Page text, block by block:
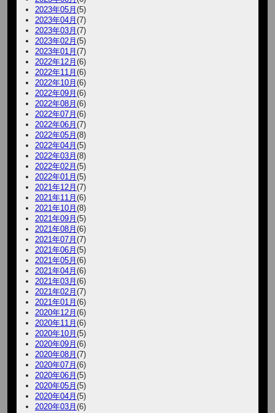
2023年05月(5)
2023年04月(7)
2023年03月(7)
2023年02月(5)
2023年01月(7)
2022年12月(6)
2022年11月(6)
2022年10月(6)
2022年09月(6)
2022年08月(6)
2022年07月(6)
2022年06月(7)
2022年05月(8)
2022年04月(5)
2022年03月(8)
2022年02月(5)
2022年01月(5)
2021年12月(7)
2021年11月(6)
2021年10月(8)
2021年09月(5)
2021年08月(6)
2021年07月(7)
2021年06月(5)
2021年05月(6)
2021年04月(6)
2021年03月(6)
2021年02月(7)
2021年01月(6)
2020年12月(6)
2020年11月(6)
2020年10月(5)
2020年09月(6)
2020年08月(7)
2020年07月(6)
2020年06月(5)
2020年05月(5)
2020年04月(5)
2020年03月(6)